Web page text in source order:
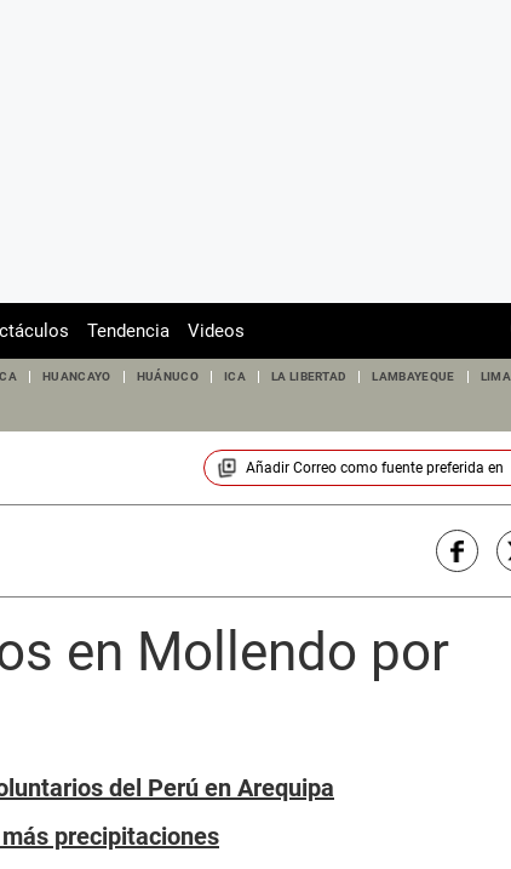
Tendencia Videos
HUANCAYO HUÁNUCO ICA LA LIBERTAD LAMBAYEQUE LIMA
Añadir Correocomo fuente preferida en
en Mollendo por
del Perú en Arequipa
precipitaciones